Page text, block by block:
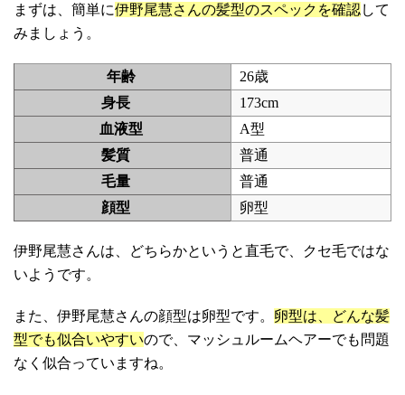
まずは、簡単に伊野尾慧さんの髪型のスペックを確認して
みましょう。
年齢
26歳
身長
173cm
血液型
A型
髪質
普通
毛量
普通
顔型
卵型
伊野尾慧さんは、どちらかというと直毛で、クセ毛ではな
いようです。
また、伊野尾慧さんの顔型は卵型です。 卵型は、どんな髪
型でも似合いやすいので、マッシュルームヘアーでも問題
なく似合っていますね。